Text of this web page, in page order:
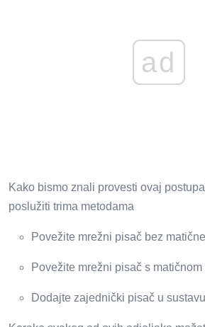
ad
Kako bismo znali provesti ovaj
poslužiti trima metodama
Povežite mrežni pisač bez
Povežite mrežni pisač s
Dodajte zajednički pisač u